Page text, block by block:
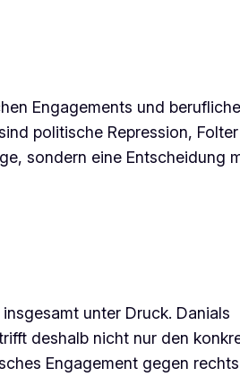
Engagements und
politische Repression,
sondern eine Entscheidung
unter Druck. Danials
deshalb nicht nur den
Engagement gegen